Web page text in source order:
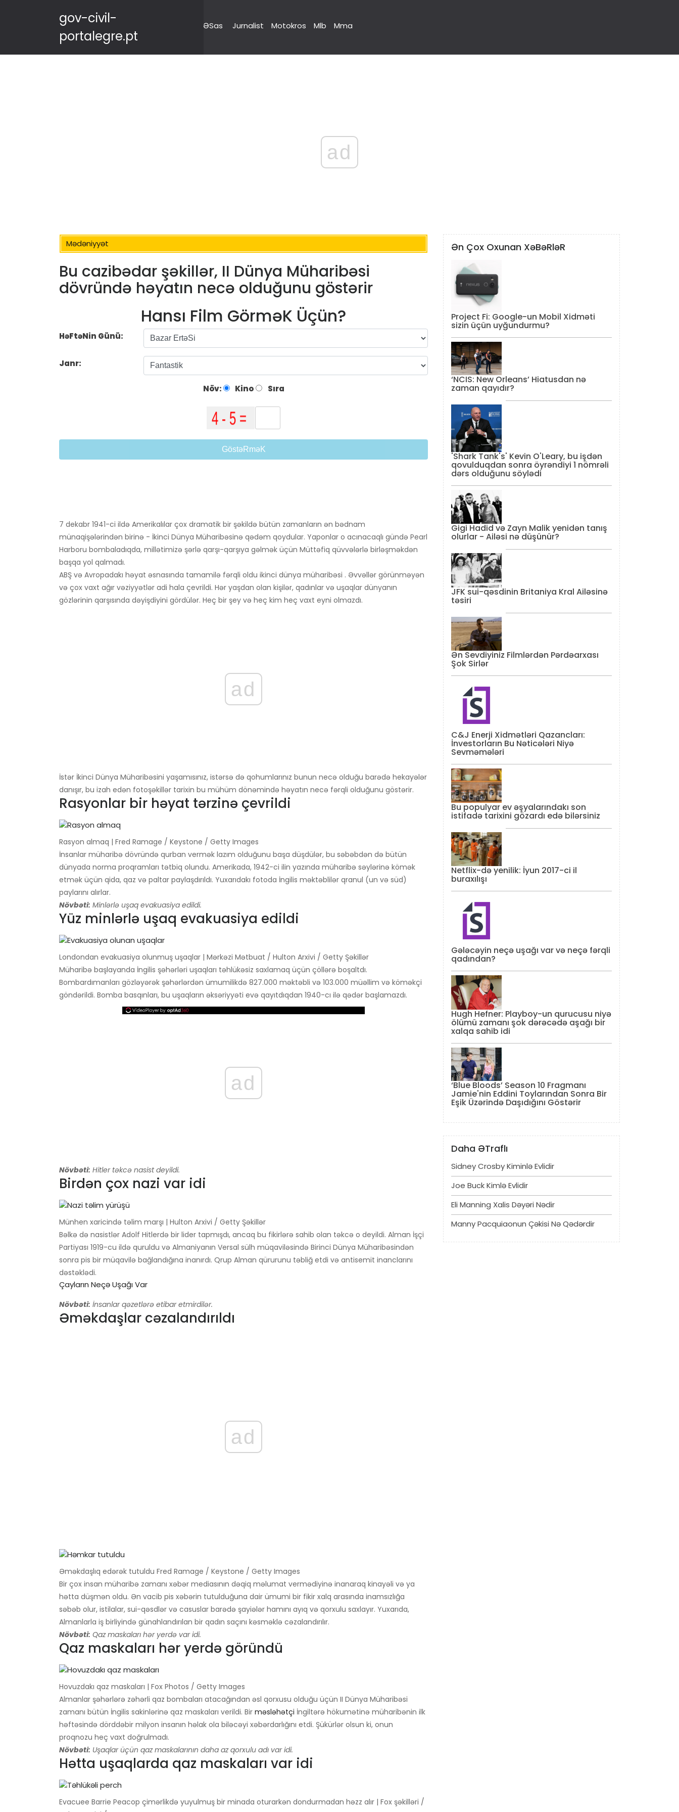
gov-civil-
portalegre.pt
ƏSas Jurnalist Motokros Mlb Mma
ad
Mədəniyyət
Bu cazibədar şəkillər, II Dünya Müharibəsi
dövründə həyatın necə olduğunu göstərir
Hansı Film GörməK Üçün?
HəFtəNin Günü:
Janr:
Növ: Kino Sıra
GöstəRməK
7 dekabr 1941-ci ildə Amerikalılar çox dramatik bir şəkildə bütün zamanların ən bədnam
münaqişələrindən birinə - İkinci Dünya Müharibəsinə qədəm qoydular. Yaponlar o acınacaqlı gündə Pearl
Harboru bombaladıqda, millətimizə şərlə qarşı-qarşıya gəlmək üçün Müttəfiq qüvvələrlə birləşməkdən
başqa yol qalmadı.
ABŞ və Avropadakı həyat əsnasında tamamilə fərqli oldu ikinci dünya müharibəsi . Əvvəllər görünməyən
və çox vaxt ağır vəziyyətlər adi hala çevrildi. Hər yaşdan olan kişilər, qadınlar və uşaqlar dünyanın
gözlərinin qarşısında dəyişdiyini gördülər. Heç bir şey və heç kim heç vaxt eyni olmazdı.
ad
İstər İkinci Dünya Müharibəsini yaşamısınız, istərsə də qohumlarınız bunun necə olduğu barədə hekayələr
danışır, bu izah edən fotoşəkillər tarixin bu mühüm dönəmində həyatın necə fərqli olduğunu göstərir.
Rasyonlar bir həyat tərzinə çevrildi
Rasyon almaq | Fred Ramage / Keystone / Getty Images
İnsanlar müharibə dövründə qurban vermək lazım olduğunu başa düşdülər, bu səbəbdən də bütün
dünyada norma proqramları tətbiq olundu. Amerikada, 1942-ci ilin yazında müharibə səylərinə kömək
etmək üçün qida, qaz və paltar paylaşdırıldı. Yuxarıdakı fotoda İngilis məktəblilər qranul (un və süd)
paylarını alırlar.
Növbəti: Minlərlə uşaq evakuasiya edildi.
Yüz minlərlə uşaq evakuasiya edildi
Londondan evakuasiya olunmuş uşaqlar | Mərkəzi Mətbuat / Hulton Arxivi / Getty Şəkillər
Müharibə başlayanda İngilis şəhərləri uşaqları təhlükəsiz saxlamaq üçün çöllərə boşaltdı.
Bombardımanları gözləyərək şəhərlərdən ümumilikdə 827.000 məktəbli və 103.000 müəllim və köməkçi
göndərildi. Bomba basqınları, bu uşaqların əksəriyyəti evə qayıtdıqdan 1940-cı ilə qədər başlamazdı.
ad
Növbəti: Hitler təkcə nasist deyildi.
Birdən çox nazi var idi
Münhen xaricində təlim marşı | Hulton Arxivi / Getty Şəkillər
Bəlkə də nasistlər Adolf Hitlerdə bir lider tapmışdı, ancaq bu fikirlərə sahib olan təkcə o deyildi. Alman İşçi
Partiyası 1919-cu ildə quruldu və Almaniyanın Versal sülh müqaviləsində Birinci Dünya Müharibəsindən
sonra pis bir müqavilə bağlandığına inanırdı. Qrup Alman qürurunu təbliğ etdi və antisemit inanclarını
dəstəklədi.
Çayların Neçə Uşağı Var
Növbəti: İnsanlar qəzetlərə etibar etmirdilər.
Əməkdaşlar cəzalandırıldı
ad
Əməkdaşlıq edərək tutuldu Fred Ramage / Keystone / Getty Images
Bir çox insan müharibə zamanı xəbər mediasının dəqiq məlumat vermədiyinə inanaraq kinayəli və ya
hətta düşmən oldu. Ən vacib pis xəbərin tutulduğuna dair ümumi bir fikir xalq arasında inamsızlığa
səbəb olur, istilalar, sui-qəsdlər və casuslar barədə şayiələr hamını ayıq və qorxulu saxlayır. Yuxarıda,
Almanlarla iş birliyində günahlandırılan bir qadın saçını kəsməklə cəzalandırılır.
Növbəti: Qaz maskaları hər yerdə var idi.
Qaz maskaları hər yerdə göründü
Hovuzdakı qaz maskaları | Fox Photos / Getty Images
Almanlar şəhərlərə zəhərli qaz bombaları atacağından əsl qorxusu olduğu üçün II Dünya Müharibəsi
zamanı bütün İngilis sakinlərinə qaz maskaları verildi. Bir məsləhətçi İngiltərə hökumətinə müharibənin ilk
həftəsində dörddəbir milyon insanın həlak ola biləcəyi xəbərdarlığını etdi. Şükürlər olsun ki, onun
proqnozu heç vaxt doğrulmadı.
Növbəti: Uşaqlar üçün qaz maskalarının daha az qorxulu adı var idi.
Hətta uşaqlarda qaz maskaları var idi
Evacuee Barrie Peacop çimərlikdə yuyulmuş bir minada oturarkən dondurmadan həzz alır | Fox şəkilləri /
Ən Çox Oxunan XəBəRləR
Project Fi: Google-un Mobil Xidməti
sizin üçün uyğundurmu?
‘NCIS: New Orleans’ Hiatusdan nə
zaman qayıdır?
'Shark Tank's' Kevin O'Leary, bu işdən
qovulduqdan sonra öyrəndiyi 1 nömrəli
dərs olduğunu söylədi
Gigi Hadid və Zayn Malik yenidən tanış
olurlar - Ailəsi nə düşünür?
JFK sui-qəsdinin Britaniya Kral Ailəsinə
təsiri
Ən Sevdiyiniz Filmlərdən Pərdəarxası
Şok Sirlər
C&J Enerji Xidmətləri Qazancları:
İnvestorların Bu Nəticələri Niyə
Sevməmələri
Bu populyar ev əşyalarındakı son
istifadə tarixini gözardı edə bilərsiniz
Netflix-də yenilik: İyun 2017-ci il
buraxılışı
Gələcəyin neçə uşağı var və neçə fərqli
qadından?
Hugh Hefner: Playboy-un qurucusu niyə
ölümü zamanı şok dərəcədə aşağı bir
xalqa sahib idi
‘Blue Bloods’ Season 10 Fragmanı
Jamie'nin Eddini Toylarından Sonra Bir
Eşik Üzərində Daşıdığını Göstərir
Daha ƏTraflı
Sidney Crosby Kiminlə Evlidir
Joe Buck Kimlə Evlidir
Eli Manning Xalis Dəyəri Nədir
Manny Pacquiaonun Çəkisi Nə Qədərdir